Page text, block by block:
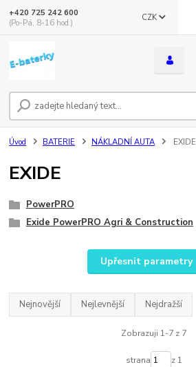
CZK
+420 725 242 600
(Po-Pá, 8-16 hod.)
Úvod BATERIE NÁKLADNÍ AUTA EXIDE
EXIDE
PowerPRO
Exide PowerPRO Agri & Construction
Upřesnit parametry
Nejnovější Nejlevnější Nejdražší
Zobrazuji 1-7 z 7
strana z 1